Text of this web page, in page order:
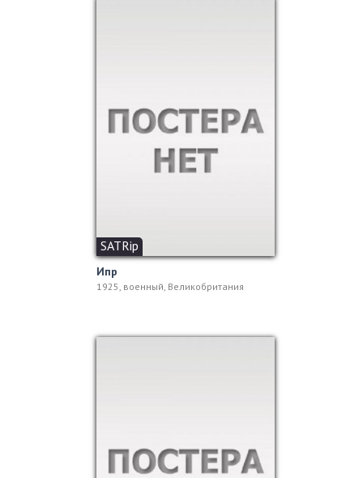
SATRip
Ипр
1925, военный, Великобритания